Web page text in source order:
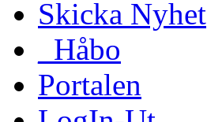
Skicka Nyhet
_Håbo
Portalen